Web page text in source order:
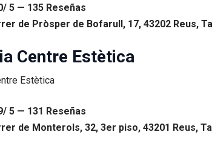
5 — 135 Reseñas
de Pròsper de Bofarull, 17, 43202 Reus,
Centre Estètica
5 — 131 Reseñas
de Monterols, 32, 3er piso, 43201 Reus,